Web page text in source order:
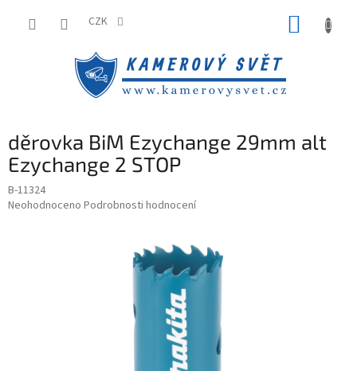
CZK
děrovka BiM Ezychange 29mm alt
Ezychange 2 STOP
B-11324
Průměrné
Neohodnoceno Podrobnosti hodnocení